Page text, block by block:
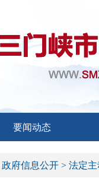
要闻动态
政府信息公开 > 法定